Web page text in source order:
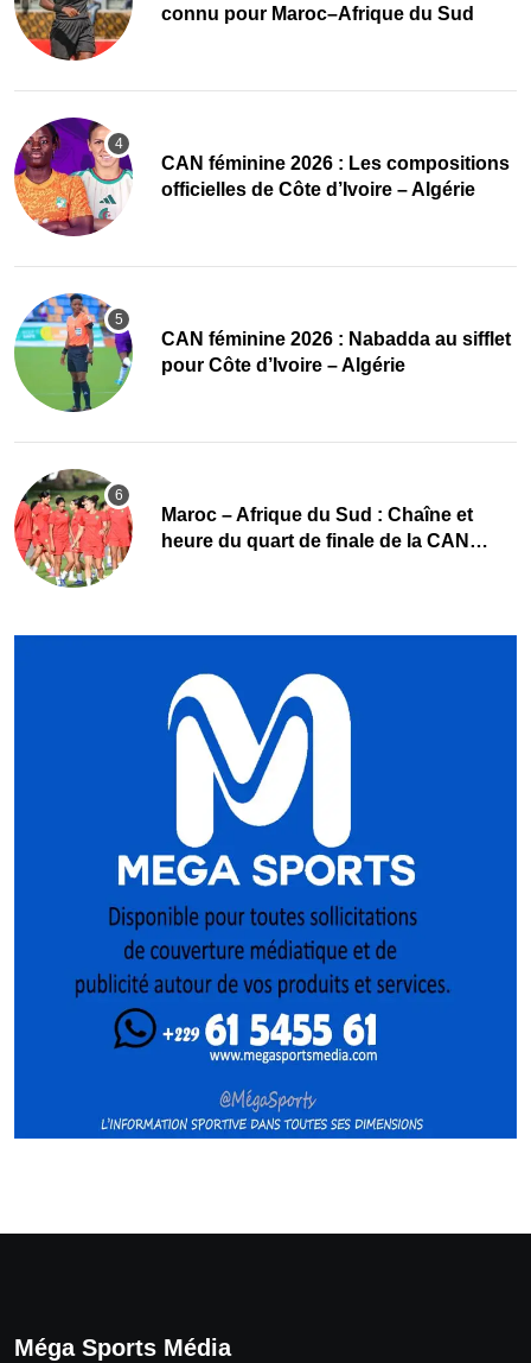
connu pour Maroc–Afrique du Sud
‎CAN féminine 2026 : Les compositions
officielles de Côte d’Ivoire – Algérie
‎CAN féminine 2026 : Nabadda au sifflet
pour Côte d’Ivoire – Algérie
Maroc – Afrique du Sud : Chaîne et
heure du quart de finale de la CAN
Méga Sports Média